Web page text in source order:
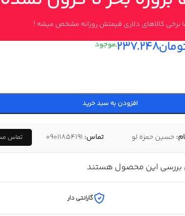
برخی کالاهای دلاری قیمتش روزانه مشخص میشه !
۲۳۷.۲۴۸
افزودن به سبد خرید
حسین حمزه لو تماس: 09011854191 تماس
بررسی این محصول هستند
گارانتی دار